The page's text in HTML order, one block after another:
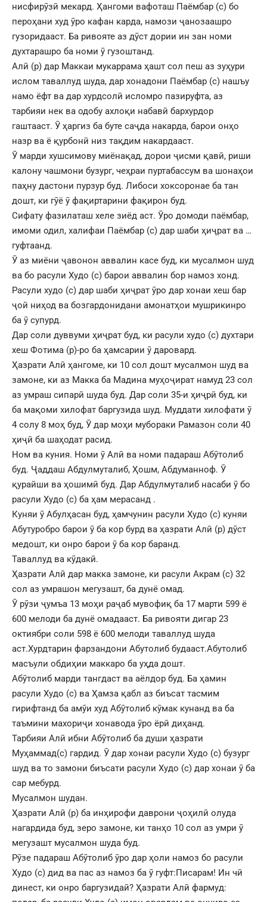
нисфирӯзӣ мекард. Ҳангоми вафоташ Паёмбар (с) бо
пероҳани худ ӯро кафан карда, намози ҷанозаашро
гузоридааст. Ба ривояте аз дӯст дории ин зан номи
духтарашро ба номи ӯ гузоштанд.
Алӣ (р) дар Маккаи мукаррама ҳашт сол пеш аз зуҳури
ислом таваллуд шуда, дар хонадони Паёмбар (с) нашъу
намо ёфт ва дар хурдсолӣ исломро пазируфта, аз
тарбияи нек ва одобу ахлоқи набавӣ бархурдор
гаштааст. Ӯ ҳаргиз ба буте саҷда накарда, барои онҳо
назр ва ё қурбонӣ низ тақдим накардааст.
Ӯ марди хушсимову миёнақад, дорои ҷисми қавӣ, риши
калону чашмони бузург, чеҳраи пуртабассум ва шонаҳои
паҳну дастони пурзур буд. Либоси хоксоронае ба тан
дошт, ки гӯё ӯ фақиртарини фақирон буд.
Сифату фазилаташ хеле зиёд аст. Ӯро домоди паёмбар,
имоми одил, халифаи Паёмбар (с) дар шаби ҳиҷрат ва …
гуфтаанд.
Ӯ аз миёни ҷавонон аввалин касе буд, ки мусалмон шуд
ва бо расули Худо (с) барои аввалин бор намоз хонд.
Расули худо (с) дар шаби ҳиҷрат ӯро дар хонаи хеш бар
ҷой ниҳод ва бозгардонидани амонатҳои мушрикинро
ба ӯ супурд.
Дар соли дуввуми ҳиҷрат буд, ки расули худо (с) духтари
хеш Фотима (р)-ро ба ҳамсарии ӯ даровард.
Ҳазрати Алӣ ҳангоме, ки 10 сол дошт мусалмон шуд ва
замоне, ки аз Макка ба Мадина муҳоҷират намуд 23 сол
аз умраш сипарӣ шуда буд. Дар соли 35-и ҳиҷрӣ буд, ки
ба мақоми хилофат баргузида шуд. Муддати хилофати ӯ
4 солу 8 моҳ буд, Ӯ дар моҳи мубораки Рамазон соли 40
ҳиҷӣ ба шаҳодат расид.
Ном ва куния. Номи ӯ Алӣ ва номи падараш Абӯтолиб
буд. Ҷаддаш Абдулмуталиб, Ҳошм, Абдуманноф. Ӯ
қурайши ва ҳошимӣ буд. Дар Абдулмуталиб насаби ӯ бо
расули Худо (с) ба ҳам мерасанд .
Куняи ӯ Абулҳасан буд, ҳамчунин расули Худо (с) куняи
Абутуробро барои ӯ ба кор бурд ва ҳазрати Алӣ (р) дӯст
медошт, ки онро барои ӯ ба кор баранд.
Таваллуд ва кӯдакӣ.
Ҳазрати Алӣ дар макка замоне, ки расули Акрам (с) 32
сол аз умрашон мегузашт, ба дунё омад.
Ӯ рӯзи ҷумъа 13 моҳи раҷаб мувофиқ ба 17 марти 599 ё
600 мелоди ба дунё омадааст. Ба ривояти дигар 23
октиябри соли 598 ё 600 мелоди таваллуд шуда
аст.Хурдтарин фарзандони Абутолиб будааст.Абутолиб
масъули обдиҳии маккаро ба уҳда дошт.
Абӯтолиб марди тангдаст ва аёлдор буд. Ба ҳамин
расули Худо (с) ва Ҳамза қабл аз биъсат тасмим
гирифтанд ба амӯи худ Абӯтолиб кӯмак кунанд ва ба
таъмини махориҷи хонавода ӯро ёрӣ диҳанд.
Тарбияи Алӣ ибни Абӯтолиб ба души ҳазрати
Муҳаммад(с) гардид. Ӯ дар хонаи расули Худо (с) бузург
шуд ва то замони биъсати расули Худо (с) дар хонаи ӯ ба
сар мебурд.
Мусалмон шудан.
Ҳазрати Алӣ (р) ба инҳирофи даврони ҷоҳилӣ олуда
нагардида буд, зеро замоне, ки танҳо 10 сол аз умри ӯ
мегузашт мусалмон шуда буд.
Рӯзе падараш Абӯтолиб ӯро дар ҳоли намоз бо расули
Худо (с) дид ва пас аз намоз ба ӯ гуфт:Писарам! Ин чӣ
динест, ки онро баргузидаӣ? Ҳазрати Алӣ фармуд: